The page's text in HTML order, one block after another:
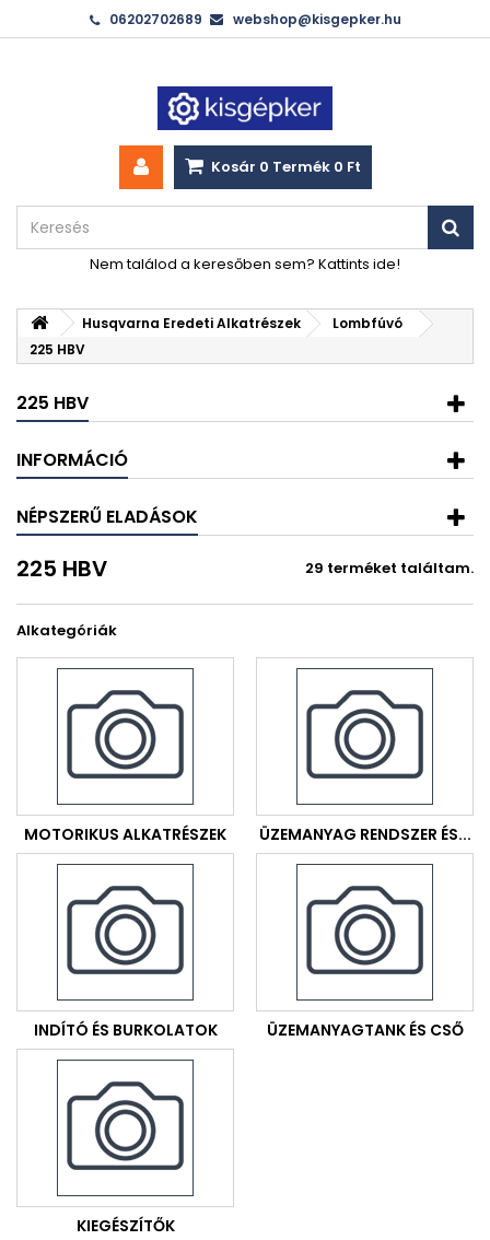
06202702689 webshop@kisgepker.hu
Kosár 0 Termék 0 Ft‎
Nem találod a keresőben sem? Kattints ide!
Husqvarna Eredeti Alkatrészek
Lombfúvó
225 HBV
225 HBV
INFORMÁCIÓ
NÉPSZERŰ ELADÁSOK
225 HBV 29 terméket találtam.
Alkategóriák
MOTORIKUS ALKATRÉSZEK ÜZEMANYAG RENDSZER ÉS...
INDÍTÓ ÉS BURKOLATOK ÜZEMANYAGTANK ÉS CSŐ
KIEGÉSZÍTŐK